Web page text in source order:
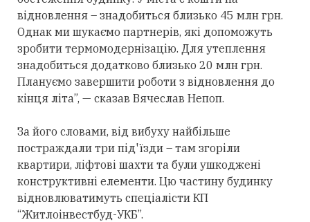
відновлення – знадобиться близько 45 млн грн.
Однак ми шукаємо партнерів, які допоможуть
зробити термомодернізацію. Для утеплення
знадобиться додатково близько 20 млн грн.
Плануємо завершити роботи з відновлення до
кінця літа”, — сказав Вячеслав Непоп.
За його словами, від вибуху найбільше
постраждали три під'їзди – там згоріли
квартири, ліфтові шахти та були ушкоджені
конструктивні елементи. Цю частину будинку
відновлюватимуть спеціалісти КП
“Житлоінвестбуд-УКБ”.